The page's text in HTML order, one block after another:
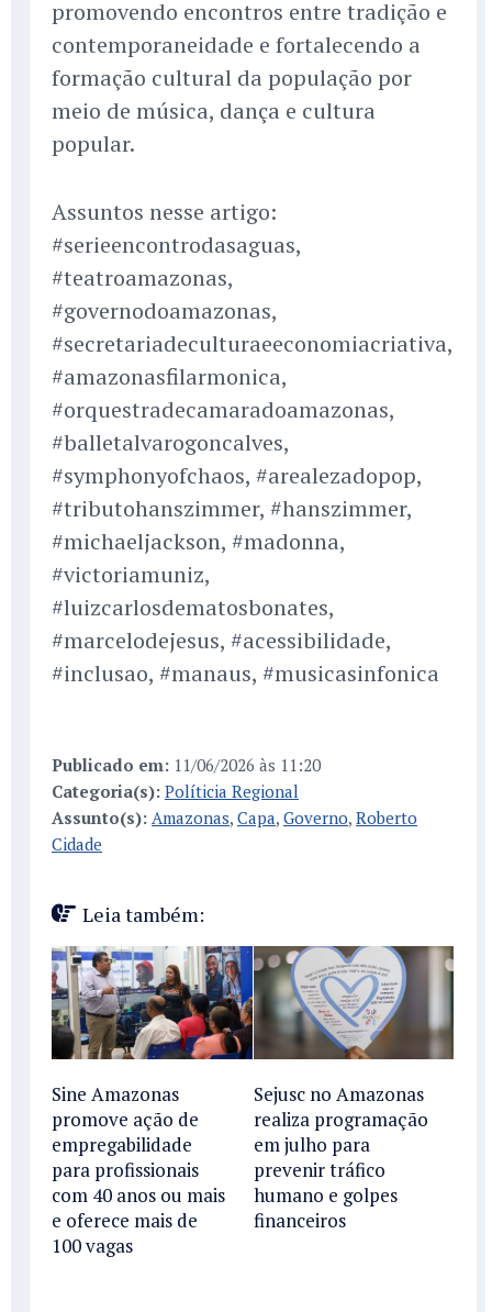
promovendo encontros entre tradição e
contemporaneidade e fortalecendo a
formação cultural da população por
meio de música, dança e cultura
popular.
Assuntos nesse artigo:
#serieencontrodasaguas,
#teatroamazonas,
#governodoamazonas,
#secretariadeculturaeeconomiacriativa,
#amazonasfilarmonica,
#orquestradecamaradoamazonas,
#balletalvarogoncalves,
#symphonyofchaos, #arealezadopop,
#tributohanszimmer, #hanszimmer,
#michaeljackson, #madonna,
#victoriamuniz,
#luizcarlosdematosbonates,
#marcelodejesus, #acessibilidade,
#inclusao, #manaus, #musicasinfonica
Publicado em: 11/06/2026 às 11:20
Categoria(s): Políticia Regional
Assunto(s): Amazonas, Capa, Governo, Roberto
Cidade
Leia também:
Sine Amazonas
promove ação de
empregabilidade
para profissionais
com 40 anos ou mais
e oferece mais de
100 vagas
Sejusc no Amazonas
realiza programação
em julho para
prevenir tráfico
humano e golpes
financeiros